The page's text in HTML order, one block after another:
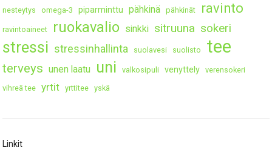
nesteytys omega-3 piparminttu pähkinä pähkinät ravinto
ravintoaineet ruokavalio sinkki sitruuna sokeri
stressi stressinhallinta suolavesi suolisto tee
terveys unen laatu uni valkosipuli venyttely
verensokeri
vihreä tee
yrtit yrttitee yskä
Linkit